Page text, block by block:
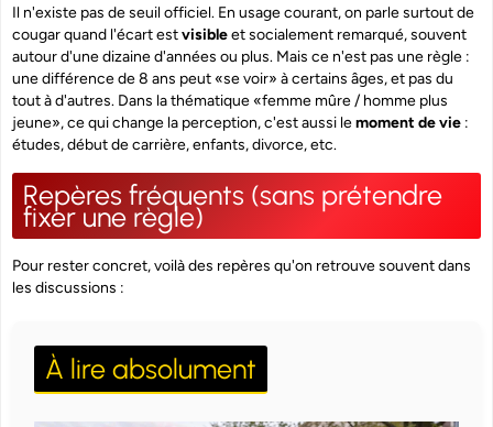
Il n'existe pas de seuil officiel. En usage courant, on parle surtout de
cougar quand l'écart estvisibleet socialement remarqué, souvent
autour d'une dizaine d'années ou plus. Mais ce n'est pas une règle :
une différence de 8 ans peut «se voir» à certains âges, et pas du
tout à d'autres. Dans la thématique «femme mûre / homme plus
jeune», ce qui change la perception, c'est aussi lemoment de vie :
études, début de carrière, enfants, divorce, etc.
Repères fréquents (sans prétendre
fixer une règle)
Pour rester concret, voilà des repères qu'on retrouve souvent dans
les discussions :
À lire absolument